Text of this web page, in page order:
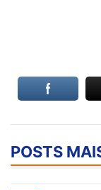
POSTS